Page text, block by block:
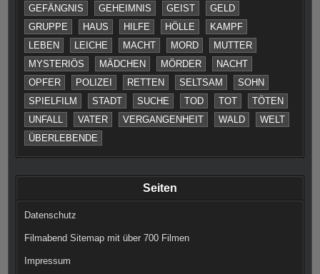
GEFÄNGNIS
GEHEIMNIS GEIST
GELD
GRUPPE
HAUS HILFE HÖLLE
KAMPF
LEBEN
LEICHE MACHT MORD
MUTTER
MYSTERIÖS
MÄDCHEN MÖRDER
NACHT
OPFER
POLIZEI RETTEN SELTSAM
SOHN
SPIELFILM
STADT SUCHE TOD TOT
TÖTEN
UNFALL
VATER VERGANGENHEIT WALD
WELT
ÜBERLEBENDE
Seiten
Datenschutz
Filmabend Sitemap mit über 700 Filmen
Impressum